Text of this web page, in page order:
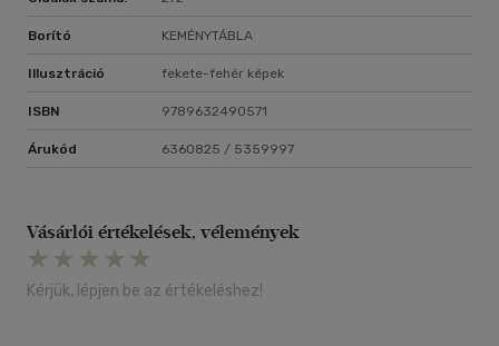
Borító KEMÉNYTÁBLA
Illusztráció fekete-fehér képek
ISBN 9789632490571
Árukód 6360825 / 5359997
Vásárlói értékelések, vélemények
Kérjük, lépjen be az értékeléshez!